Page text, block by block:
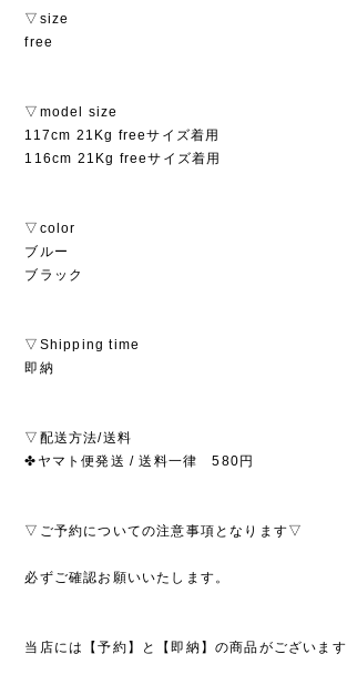
▽size
free
▽model size
117cm 21Kg freeサイズ着用
116cm 21Kg freeサイズ着用
▽color
ブルー
ブラック
▽Shipping time
即納
▽配送方法/送料
✤ヤマト便発送 / 送料一律 580円
▽ご予約についての注意事項となります▽
必ずご確認お願いいたします。
当店には【予約】と【即納】の商品がございます